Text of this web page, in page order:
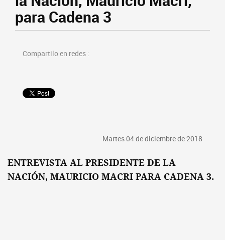
para Cadena 3
Compartilo en redes :
Martes 04 de diciembre de 2018
ENTREVISTA AL PRESIDENTE DE LA
NACIÓN, MAURICIO MACRI PARA CADENA 3.